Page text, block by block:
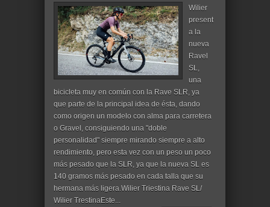
Wilier
present
a la
nueva
Ravel
SL,
una
bicicleta muy en común con la Rave SLR, ya
que parte de la principal idea de ésta, dando
como origen un modelo con alma para carretera
o Gravel, consiguiendo una "doble
personalidad" siempre mirando siempre a alto
rendimiento, pero esta vez con un peso un poco
más pesado que la SLR, ya que la nueva SL es
140 gramos más pesado en cada talla que su
hermana más ligera.Wilier Triestina Rave SL/
Wilier TrestinaEste...